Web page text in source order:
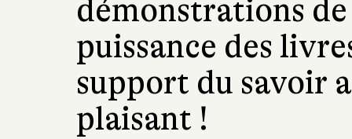
démonstrations
puissance des
support du savoir
plaisant !